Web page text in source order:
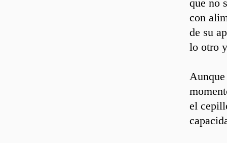
que no
con
de su
lo otro
el